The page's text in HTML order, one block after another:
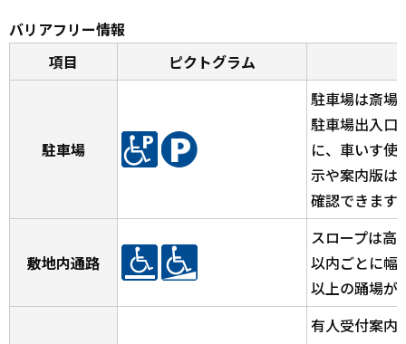
バリアフリー情報
項目
ピクトグラム
駐車場
駐車場は斎場
駐車場出入口
に、車いす使
示や案内版は
確認できます
敷地内通路
スロープは高
以内ごとに幅
以上の踊場が
有人受付案内